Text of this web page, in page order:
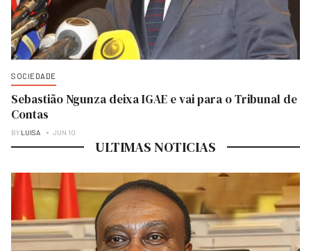
SOCIEDADE
Sebastião Ngunza deixa IGAE e vai para o Tribunal de
Contas
BY LUISA JUN 10
ULTIMAS NOTICIAS